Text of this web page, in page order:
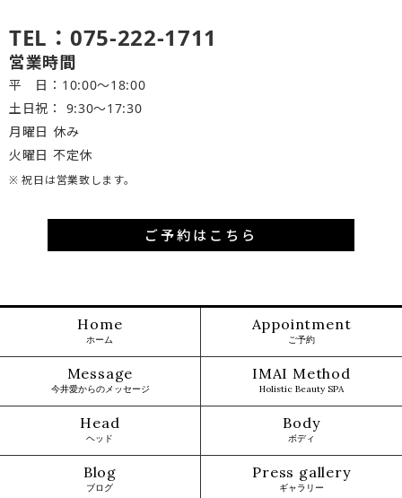
TEL：075-222-1711
営業時間
平 日：10:00～18:00
土日祝： 9:30〜17:30
月曜日 休み
火曜日 不定休
※ 祝日は営業致します。
ご予約はこちら
Home
ホーム
Appointment
ご予約
Message
今井愛からのメッセージ
IMAI Method
Holistic Beauty SPA
Head
ヘッド
Body
ボディ
Blog
ブログ
Press gallery
ギャラリー